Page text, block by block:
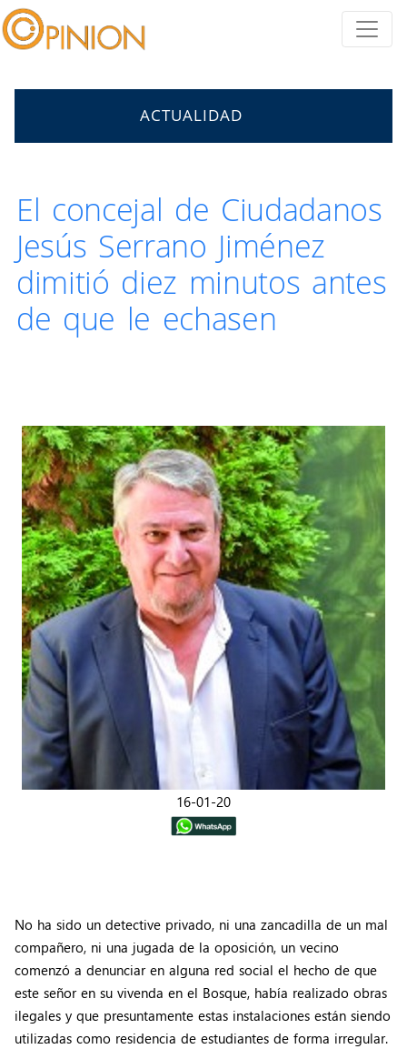
ACTUALIDAD
El concejal de Ciudadanos
Jesús Serrano Jiménez
dimitió diez minutos antes
de que le echasen
16-01-20
No ha sido un detective privado, ni una zancadilla de un mal
compañero, ni una jugada de la oposición, un vecino
comenzó a denunciar en alguna red social el hecho de que
este señor en su vivenda en el Bosque, había realizado obras
ilegales y que presuntamente estas instalaciones están siendo
utilizadas como residencia de estudiantes de forma irregular.